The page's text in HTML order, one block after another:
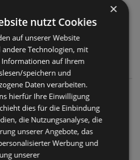
Action: Kleine Preise, große Fr
eude
Prospekt nicht mehr gültig
Abgelaufen am: 30.06.2026
Entfernt: 4,65 km
×
nutzt Cookies
auf unserer Website
andere Technologien, mit
auf Ihrem
speichern und
Daten verarbeiten.
hierfür Ihre Einwilligung
dies für die Einbindung
die Nutzungsanalyse, die
unserer Angebote, das
Werbung und
unserer